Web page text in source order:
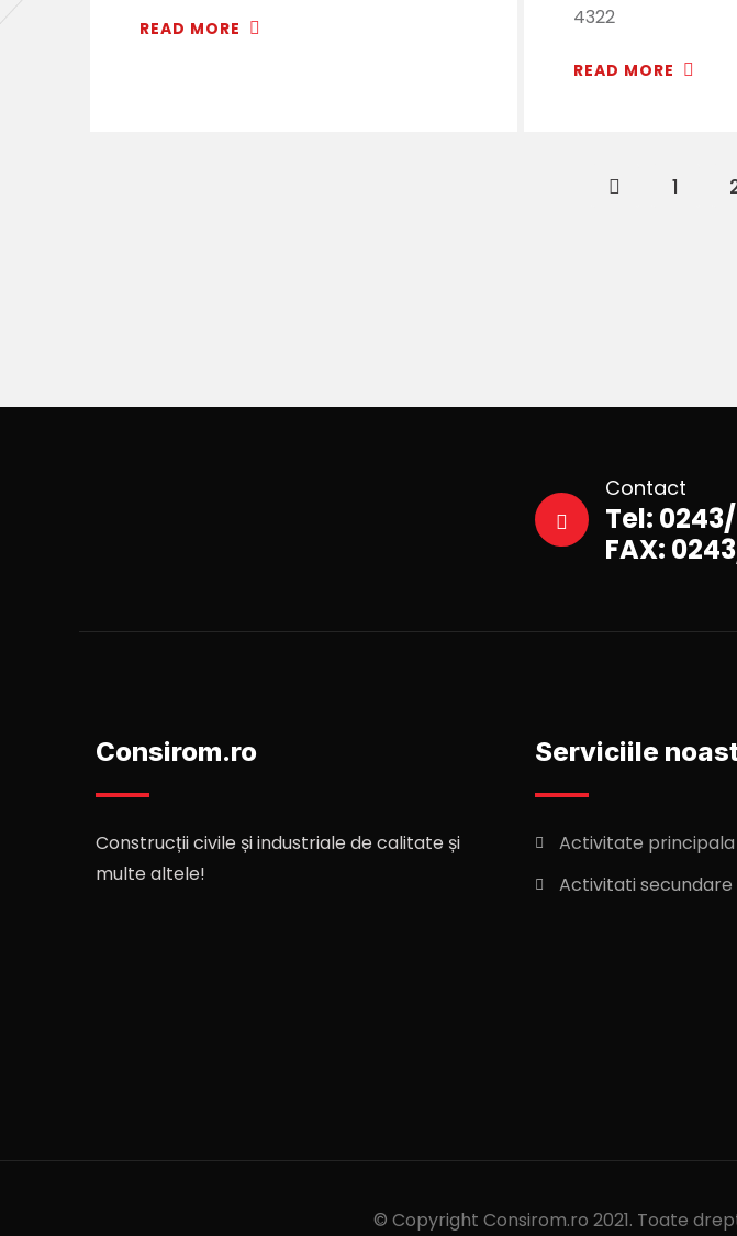
READ MORE
4322
READ MORE
1
Contact
Tel:
FAX:
Consirom.ro
Construcții civile și industriale de calitate și
multe altele!
Serviciile
Activitate principala
Activitati secundare
© Copyright Consirom.ro 2021. Toate